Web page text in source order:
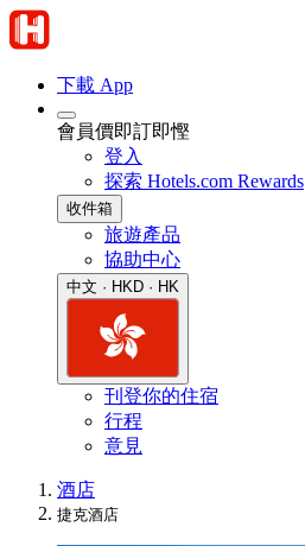
下載 App
會員價即訂即慳
登入
探索 Hotels.com Rewards
收件箱
旅遊產品
協助中心
中文 · HKD · HK
刊登你的住宿
行程
意見
酒店
捷克酒店